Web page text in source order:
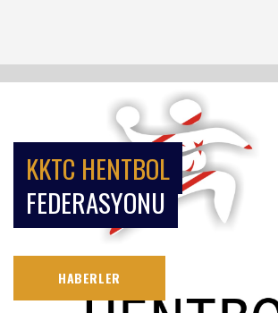
KKTC HENTBOL
FEDERASYONU
HABERLER